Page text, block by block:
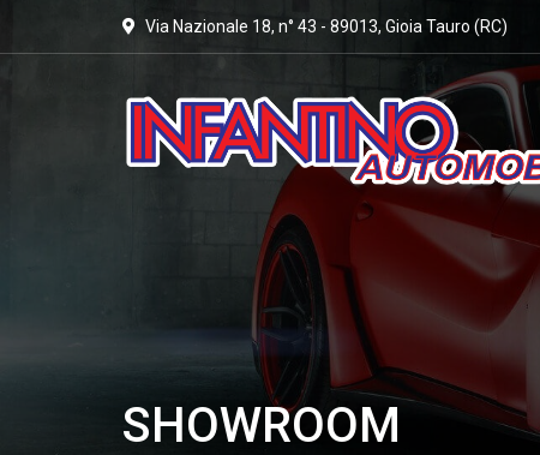
Via Nazionale 18, n° 43 - 89013, Gioia Tauro (RC)
SHOWROOM